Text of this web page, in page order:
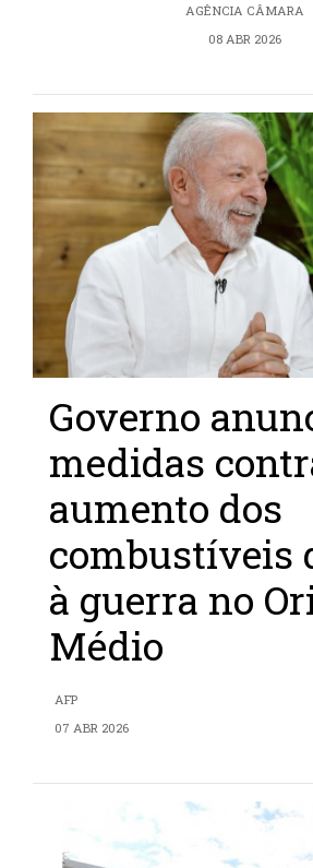
AGÊNCIA CÂMARA
08 ABR 2026
Governo
medidas
aumento dos
combustíveis
à guerra no
Médio
AFP
07 ABR 2026